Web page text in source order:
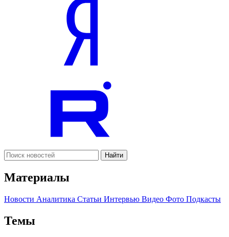
Найти
Материалы
Новости Аналитика Статьи Интервью Видео Фото Подкасты
Темы